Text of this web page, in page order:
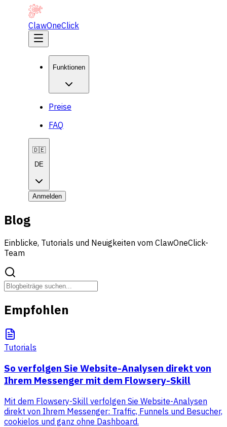
ClawOneClick
Funktionen
Preise
FAQ
🇩🇪
DE
Anmelden
Blog
Einblicke, Tutorials und Neuigkeiten vom ClawOneClick-
Team
Empfohlen
Tutorials
So verfolgen Sie Website-Analysen direkt von
Ihrem Messenger mit dem Flowsery-Skill
Mit dem Flowsery-Skill verfolgen Sie Website-Analysen
direkt von Ihrem Messenger: Traffic, Funnels und Besucher,
cookielos und ganz ohne Dashboard.